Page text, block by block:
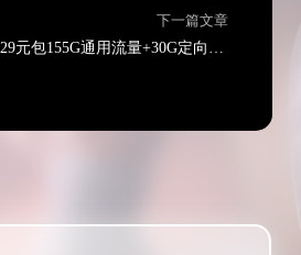
下一篇文章